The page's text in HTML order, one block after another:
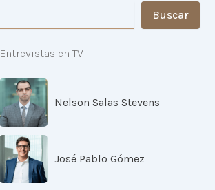
Buscar
Entrevistas en TV
Nelson Salas Stevens
José Pablo Gómez